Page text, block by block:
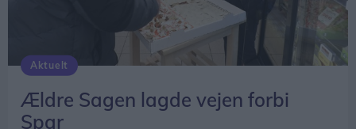
Aktuelt
Ældre Sagen lagde vejen forbi
Spar